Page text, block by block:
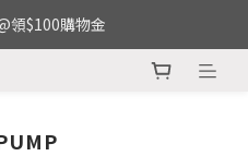
領$100購物金